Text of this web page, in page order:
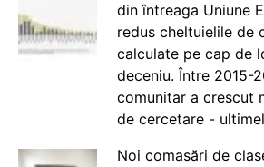
din întreaga Uniune
redus cheltuielile de
calculate pe cap de
deceniu. Între 2015-
comunitar a crescut
de cercetare -
Noi comasări de